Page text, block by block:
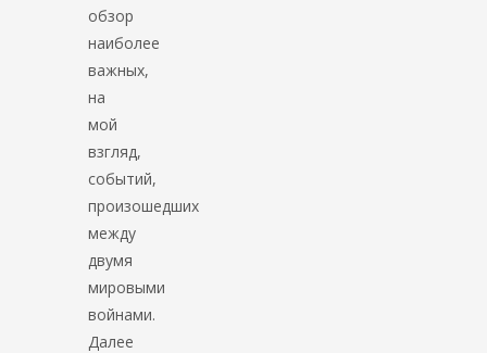
обзор
наиболее
важных,
на
мой
взгляд,
событий,
произошедших
между
двумя
мировыми
войнами.
Далее